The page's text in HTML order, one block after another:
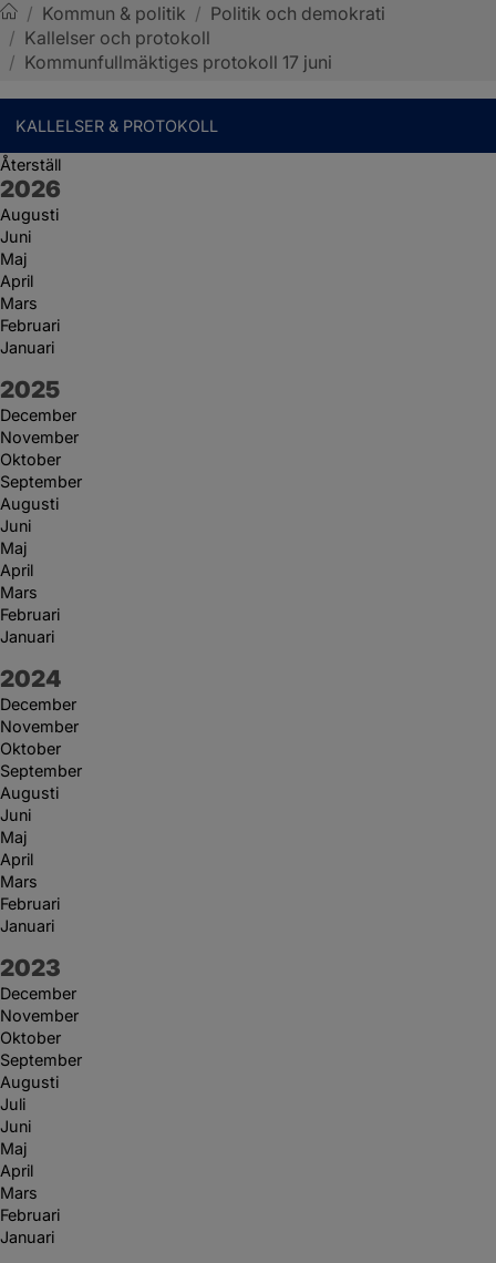
Sotenäs kommun
/ Kommun & politik / Politik och demokrati
/ Kallelser och protokoll
/ Kommunfullmäktiges protokoll 17 juni
KALLELSER & PROTOKOLL
Återställ
År:
2026
Augusti
Juni
Maj
April
Mars
Februari
Januari
År:
2025
December
November
Oktober
September
Augusti
Juni
Maj
April
Mars
Februari
Januari
År:
2024
December
November
Oktober
September
Augusti
Juni
Maj
April
Mars
Februari
Januari
År:
2023
December
November
Oktober
September
Augusti
Juli
Juni
Maj
April
Mars
Februari
Januari